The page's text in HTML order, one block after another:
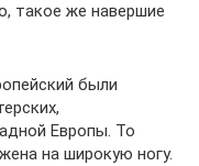
такое же навершие
были
Европы. То
на широкую ногу.